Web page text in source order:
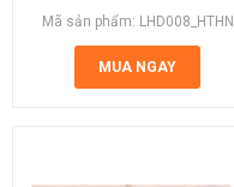
Mã sản phẩm: LHD008_HTHN
MUA NGAY